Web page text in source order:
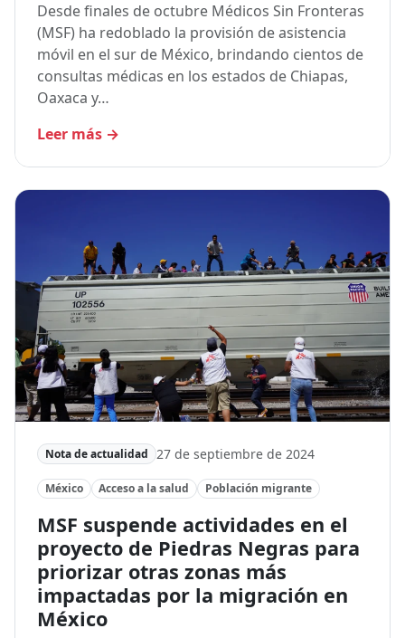
Desde finales de octubre Médicos Sin Fronteras
(MSF) ha redoblado la provisión de asistencia
móvil en el sur de México, brindando cientos de
consultas médicas en los estados de Chiapas,
Oaxaca y…
Leer más →
Nota de actualidad 27 de septiembre de 2024
México Acceso a la salud Población migrante
MSF suspende actividades en el
proyecto de Piedras Negras para
priorizar otras zonas más
impactadas por la migración en
México